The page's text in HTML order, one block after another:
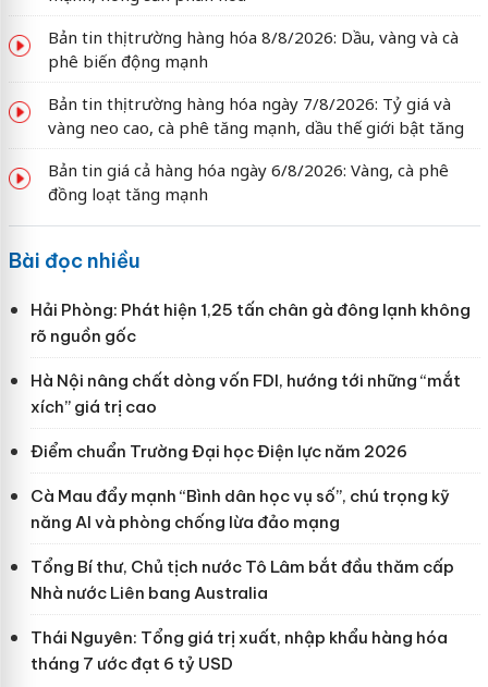
Bản tin thị trường hàng hóa 8/8/2026: Dầu, vàng và cà
phê biến động mạnh
Bản tin thị trường hàng hóa ngày 7/8/2026: Tỷ giá và
vàng neo cao, cà phê tăng mạnh, dầu thế giới bật tăng
Bản tin giá cả hàng hóa ngày 6/8/2026: Vàng, cà phê
đồng loạt tăng mạnh
Bài đọc nhiều
Hải Phòng: Phát hiện 1,25 tấn chân gà đông lạnh không
rõ nguồn gốc
Hà Nội nâng chất dòng vốn FDI, hướng tới những “mắt
xích” giá trị cao
Điểm chuẩn Trường Đại học Điện lực năm 2026
Cà Mau đẩy mạnh “Bình dân học vụ số”, chú trọng kỹ
năng AI và phòng chống lừa đảo mạng
Tổng Bí thư, Chủ tịch nước Tô Lâm bắt đầu thăm cấp
Nhà nước Liên bang Australia
Thái Nguyên: Tổng giá trị xuất, nhập khẩu hàng hóa
tháng 7 ước đạt 6 tỷ USD